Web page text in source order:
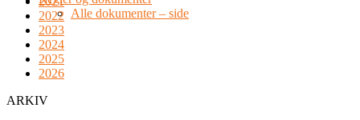
Alle dokumenter – side
2022
2023
2024
2025
2026
ARKIV